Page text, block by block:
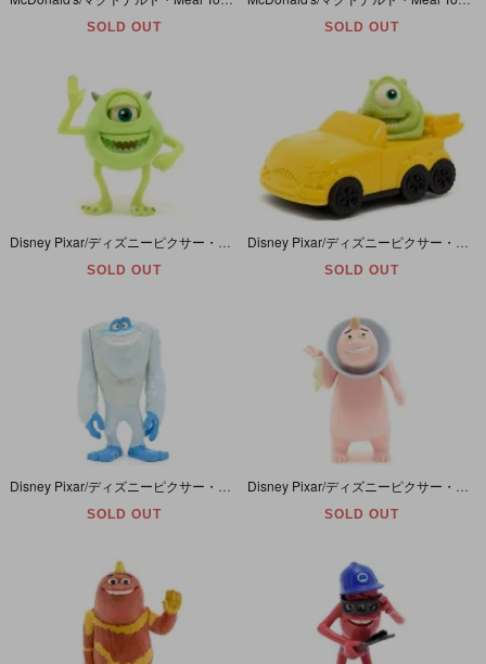
SOLD OUT SOLD OUT
SOLD OUT SOLD OUT
SOLD OUT SOLD OUT